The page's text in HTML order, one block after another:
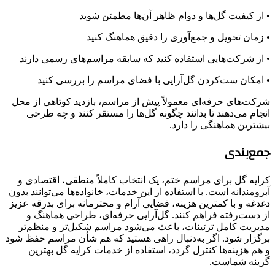
• از کیفیت گل‌ها و دوام ظاهر آن‌ها مطمئن شوید
• زمان تحویل و جمع‌آوری را دقیق هماهنگ کنید
• از شرکت‌هایی استفاده کنید که سابقه مراسم‌های رسمی دارند
• امکان ست‌کردن گل‌آرایی با فضای مراسم را بررسی کنید
شرکت‌های حرفه‌ای معمولاً پیش از مراسم، بازدید کوتاهی از محل
انجام می‌دهند تا بدانند چگونه گل‌ها را مستقر کنند و چه طرحی
بیشترین هماهنگی را دارد.
جمع‌بندی
کرایه گل برای مراسم ختم، یک انتخاب کاملاً منطقی، اقتصادی و
آبرومندانه است. با استفاده از این خدمات، خانواده‌ها می‌توانند بدون
دغدغه و با کمترین هزینه، فضایی آرام و محترمانه برای بدرقه عزیز
از دست‌رفته فراهم کنند. گل‌آرایی حرفه‌ای، طراحی هماهنگ و
مدیریت کامل تزئینات، باعث می‌شود مراسم شکیل‌تر و منظم‌تر
برگزار شود. اگر به‌دنبال راهی هستید که هم شأن مراسم حفظ شود
و هم هزینه‌ها کنترل گردد، استفاده از خدمات کرایه گل بهترین
گزینه شماست.